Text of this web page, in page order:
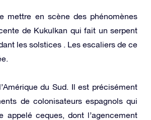
mettre en scène des phénomènes
de Kukulkan qui fait un serpent
les solstices . Les escaliers de ce
du Sud. Il est précisément
de colonisateurs espagnols qui
ceques, dont l’agencement